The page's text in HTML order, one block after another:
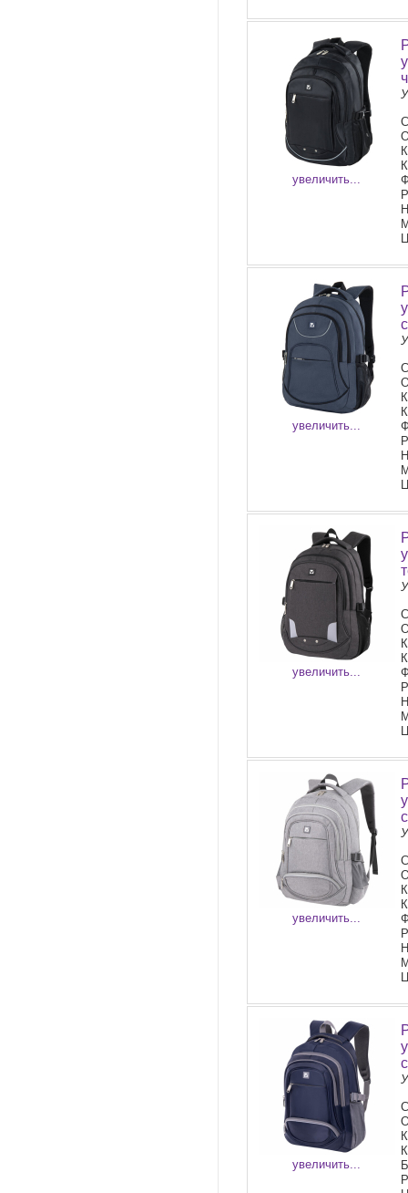
увеличить...
увеличить...
увеличить...
увеличить...
увеличить...